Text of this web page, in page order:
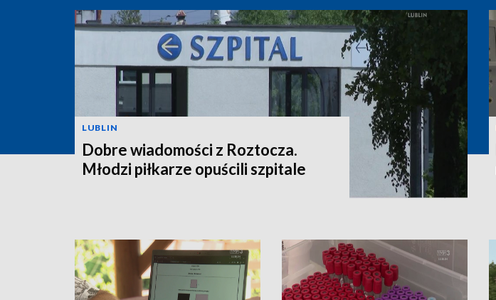
LUBLIN
Dobre wiadomości z Roztocza.
Młodzi piłkarze opuścili szpitale